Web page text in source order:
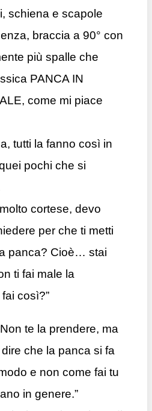
schiena e scapole
braccia a 90° con
più spalle che
PANCA IN
come mi piace
tutti la fanno così in
pochi che si
cortese, devo
per che ti metti
panca? Cioè… stai
ti fai male la
così?”
te la prendere, ma
che la panca si fa
e non come fai tu
in genere.”